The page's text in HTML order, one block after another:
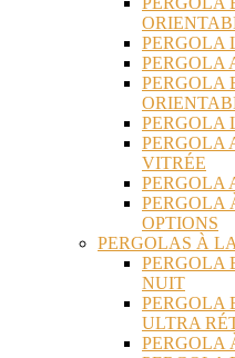
PERGOLA
PERGOLA
PERGOLA
PERGOLA
PERGOLA
VITRÉE
PERGOLA
PERGOLA
OPTIONS
PERGOLAS À
PERGOLA
NUIT
PERGOLA
ULTRA
PERGOLA